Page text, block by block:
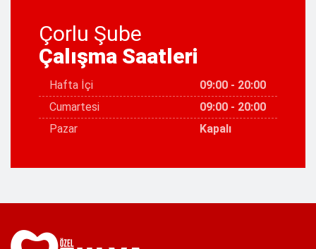
Çorlu Şube
Çalışma Saatleri
Hafta İçi
09:00 - 20:00
Cumartesi
09:00 - 20:00
Pazar
Kapalı